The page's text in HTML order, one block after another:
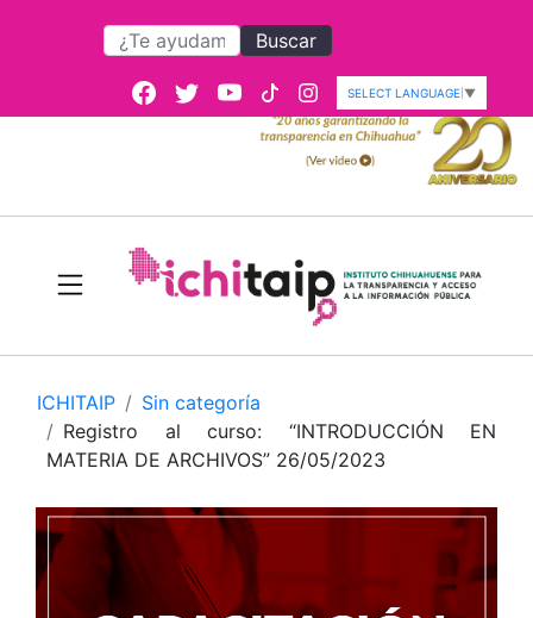
Buscar
SELECT LANGUAGE ▼
ICHITAIP
Sin categoría
Registro al curso: “INTRODUCCIÓN EN
MATERIA DE ARCHIVOS” 26/05/2023